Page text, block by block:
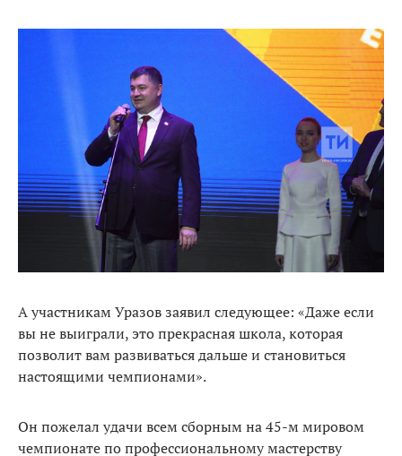
А участникам Уразов заявил следующее: «Даже если
вы не выиграли, это прекрасная школа, которая
позволит вам развиваться дальше и становиться
настоящими чемпионами».
Он пожелал удачи всем сборным на 45-м мировом
чемпионате по профессиональному мастерству